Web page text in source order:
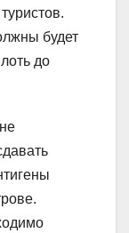
будет
до